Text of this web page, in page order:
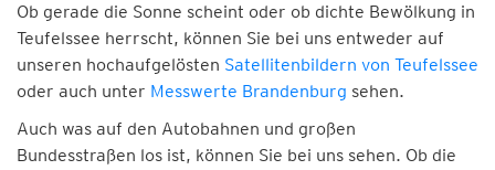
Ob gerade die Sonne scheint oder ob dichte Bewölkung in
Teufelssee herrscht, können Sie bei uns entweder auf
unseren hochaufgelösten Satellitenbildern von Teufelssee
oder auch unter Messwerte Brandenburg sehen.
Auch was auf den Autobahnen und großen
Bundesstraßen los ist, können Sie bei uns sehen. Ob die